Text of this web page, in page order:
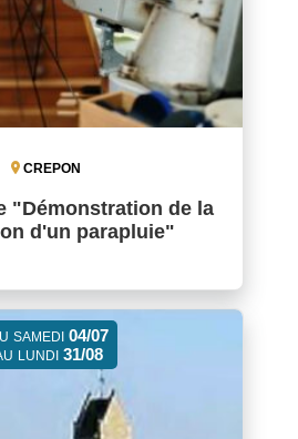
CREPON
"Démonstration de la
d'un parapluie"
SAMEDI 04/07
LUNDI 31/08